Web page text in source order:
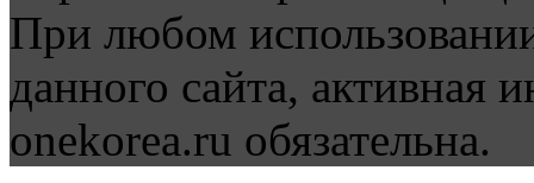
При любом
данного сайта, активная
onekorea.ru обязательна.